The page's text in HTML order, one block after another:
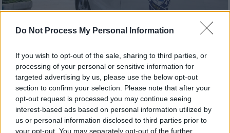
Do Not Process My Personal Information
If you wish to opt-out of the sale, sharing to third parties, or
processing of your personal or sensitive information for
targeted advertising by us, please use the below opt-out
section to confirm your selection. Please note that after your
opt-out request is processed you may continue seeing
interest-based ads based on personal information utilized by
us or personal information disclosed to third parties prior to
your opt-out. You may separately opt-out of the further
Προσθέστε το ΕΘΝΟΣ στη Google
Νέο επεισόδιο ενδοοικογενειακής βίας
αυτή τη φορά στοΑιγάλεω, όπου πατέρας
φέρεται να επιτέθηκε με μαχαίρι στην